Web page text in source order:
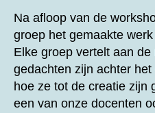
Na afloop van de
groep het gemaakte
Elke groep vertelt aan
gedachten zijn achter
hoe ze tot de creatie zijn
een van onze docenten